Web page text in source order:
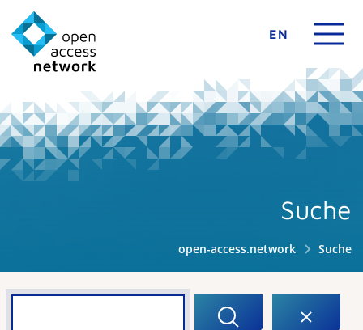
EN
Suche
open-access.network Suche